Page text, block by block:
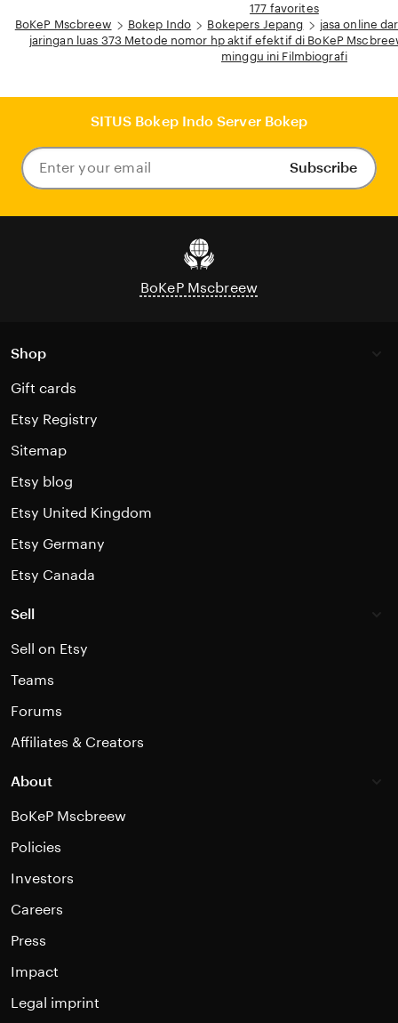
177 favorites
BoKeP Mscbreew
Bokep Indo Bokepers Jepang
jasa online
jaringan luas 373 Metode nomor hp aktif efektif di BoKeP
minggu ini Filmbiografi
SITUS Bokep Indo Server Bokep
Enter
your
Subscribe
BoKeP Mscbreew
Shop
Gift cards
Etsy Registry
Sitemap
Etsy blog
Etsy United Kingdom
Etsy Germany
Etsy Canada
Sell
Sell on Etsy
Teams
Forums
Affiliates & Creators
About
BoKeP Mscbreew
Policies
Investors
Careers
Press
Impact
Legal imprint